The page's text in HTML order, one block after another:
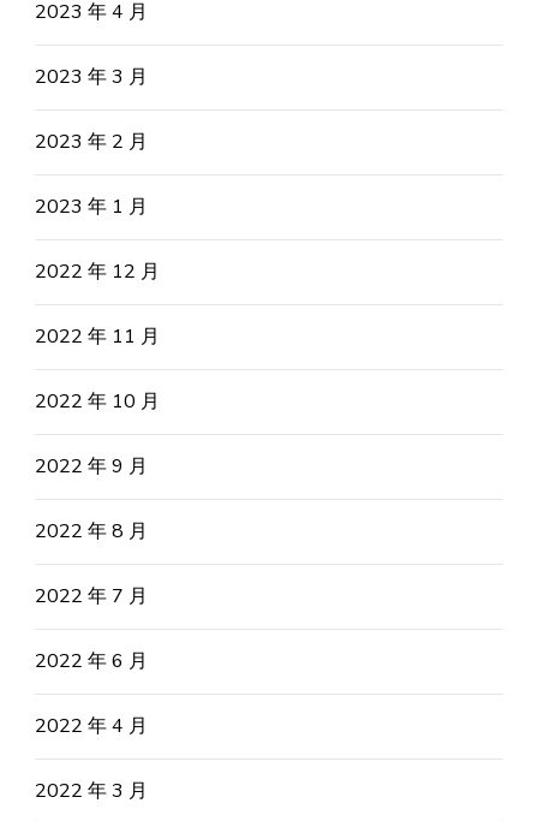
2023 年 4 月
2023 年 3 月
2023 年 2 月
2023 年 1 月
2022 年 12 月
2022 年 11 月
2022 年 10 月
2022 年 9 月
2022 年 8 月
2022 年 7 月
2022 年 6 月
2022 年 4 月
2022 年 3 月